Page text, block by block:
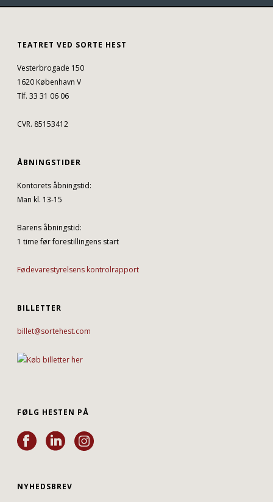
TEATRET VED SORTE HEST
Vesterbrogade 150
1620 København V
Tlf. 33 31 06 06
CVR. 85153412
ÅBNINGSTIDER
Kontorets åbningstid:
Man kl. 13-15
Barens åbningstid:
1 time før forestillingens start
Fødevarestyrelsens kontrolrapport
BILLETTER
billet@sortehest.com
FØLG HESTEN PÅ
NYHEDSBREV